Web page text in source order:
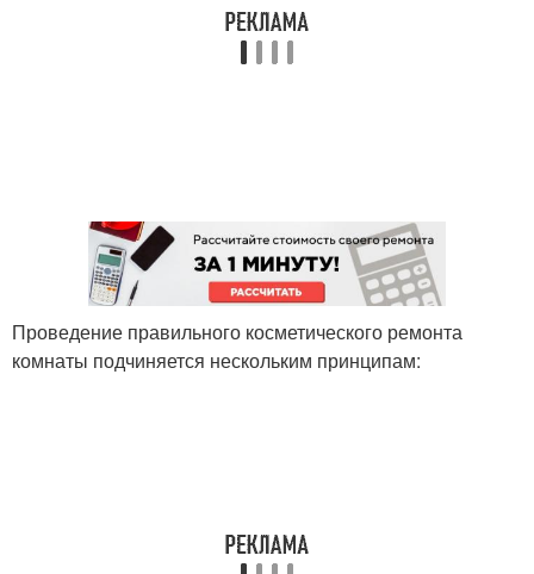
Проведение правильного косметического ремонта
комнаты подчиняется нескольким принципам: